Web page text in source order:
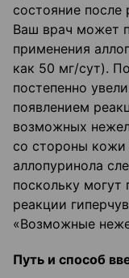
состояние после
Ваш врач может
применения
как 50 мг/сут).
постепенно
появлением
возможных
со стороны кожи
аллопуринола
поскольку могут
реакции
«Возможные
Путь и способ